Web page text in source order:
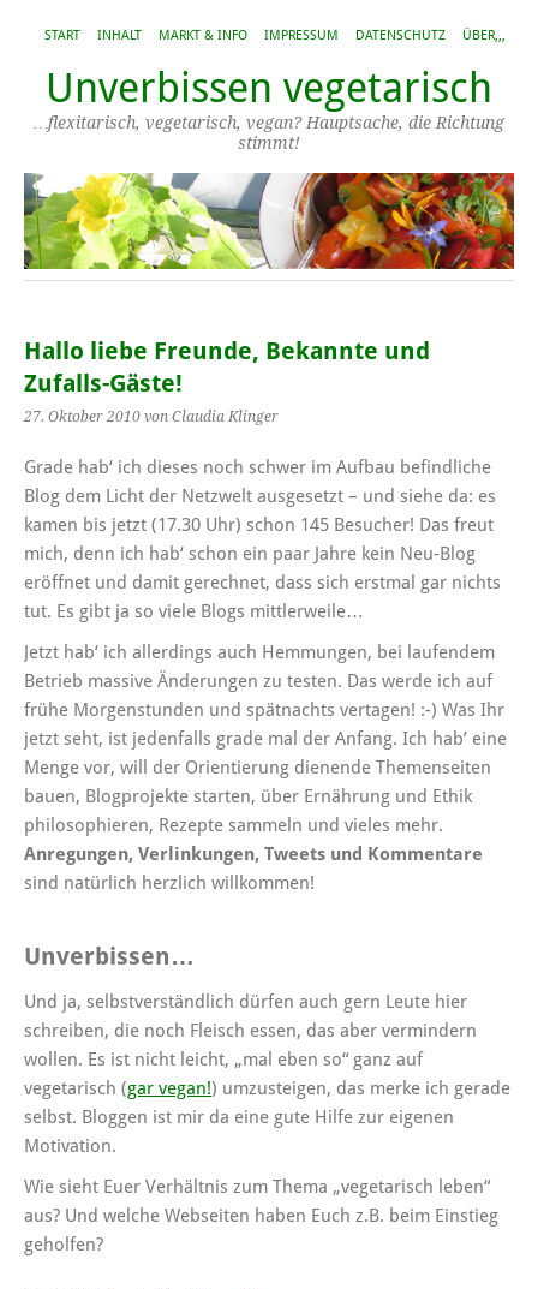
START INHALT MARKT & INFO IMPRESSUM DATENSCHUTZ ÜBER,,,
Unverbissen vegetarisch
…flexitarisch, vegetarisch, vegan? Hauptsache, die Richtung
stimmt!
Hallo liebe Freunde, Bekannte und
Zufalls-Gäste!
27. Oktober 2010 von Claudia Klinger
Grade hab‘ ich dieses noch schwer im Aufbau befindliche
Blog dem Licht der Netzwelt ausgesetzt – und siehe da: es
kamen bis jetzt (17.30 Uhr) schon 145 Besucher! Das freut
mich, denn ich hab‘ schon ein paar Jahre kein Neu-Blog
eröffnet und damit gerechnet, dass sich erstmal gar nichts
tut. Es gibt ja so viele Blogs mittlerweile…
Jetzt hab‘ ich allerdings auch Hemmungen, bei laufendem
Betrieb massive Änderungen zu testen. Das werde ich auf
frühe Morgenstunden und spätnachts vertagen! :-) Was Ihr
jetzt seht, ist jedenfalls grade mal der Anfang. Ich hab’ eine
Menge vor, will der Orientierung dienende Themenseiten
bauen, Blogprojekte starten, über Ernährung und Ethik
philosophieren, Rezepte sammeln und vieles mehr.
Anregungen, Verlinkungen, Tweets und Kommentare
sind natürlich herzlich willkommen!
Unverbissen…
Und ja, selbstverständlich dürfen auch gern Leute hier
schreiben, die noch Fleisch essen, das aber vermindern
wollen. Es ist nicht leicht, „mal eben so“ ganz auf
vegetarisch (gar vegan!) umzusteigen, das merke ich gerade
selbst. Bloggen ist mir da eine gute Hilfe zur eigenen
Motivation.
Wie sieht Euer Verhältnis zum Thema „vegetarisch leben“
aus? Und welche Webseiten haben Euch z.B. beim Einstieg
geholfen?